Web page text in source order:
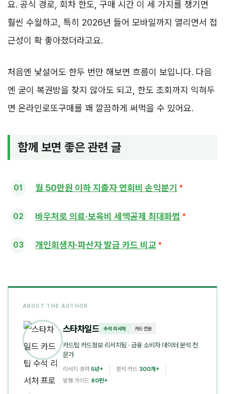
요. 공식 경로, 회차 한도, 구매 시간 이 세 가지를 챙기면
훨씬 수월하고, 특히 2026년 들어 모바일까지 열리면서 접
근성이 확 좋아졌더라고요.
처음엔 낯설어도 한두 번만 해보면 흐름이 보입니다. 다음
엔 굳이 복권방을 찾지 않아도 되고, 한도 조회까지 익혀두
면 온라인로또구매를 꽤 깔끔하게 써먹을 수 있어요.
함께 보면 좋은 관련 글
월 50만원 이하 지출자 연회비 손익분기
바우처로 의료·보육비 세액공제 최대화법
개인회생자·파산자 발급 카드 비교
ABOUT THE AUTHOR
스타차일드 수석 리서처 카드 전문
카드팁 카드정보 리서치팀 · 금융 소비자 데이터 분석 전
문가
리서치 경력 5년+ 분석 카드 300개+
발행 가이드 80편+